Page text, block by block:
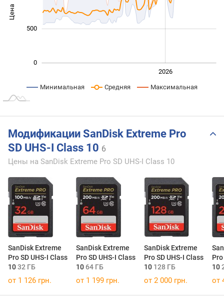
Цена
0
500
2026
Минимальная Средняя Максимальная
Модификации SanDisk Extreme Pro
SD UHS-I Class 10 6
Цены на SanDisk Extreme Pro SD UHS-I Class 10
SanDisk Extreme
Pro SD UHS-I Class
1032 ГБ
SanDisk Extreme
Pro SD UHS-I Class
1064 ГБ
SanDisk Extreme
Pro SD UHS-I Class
10 128 ГБ
10
от 1 126 грн. от 1 199 грн. от 2 000 грн. от